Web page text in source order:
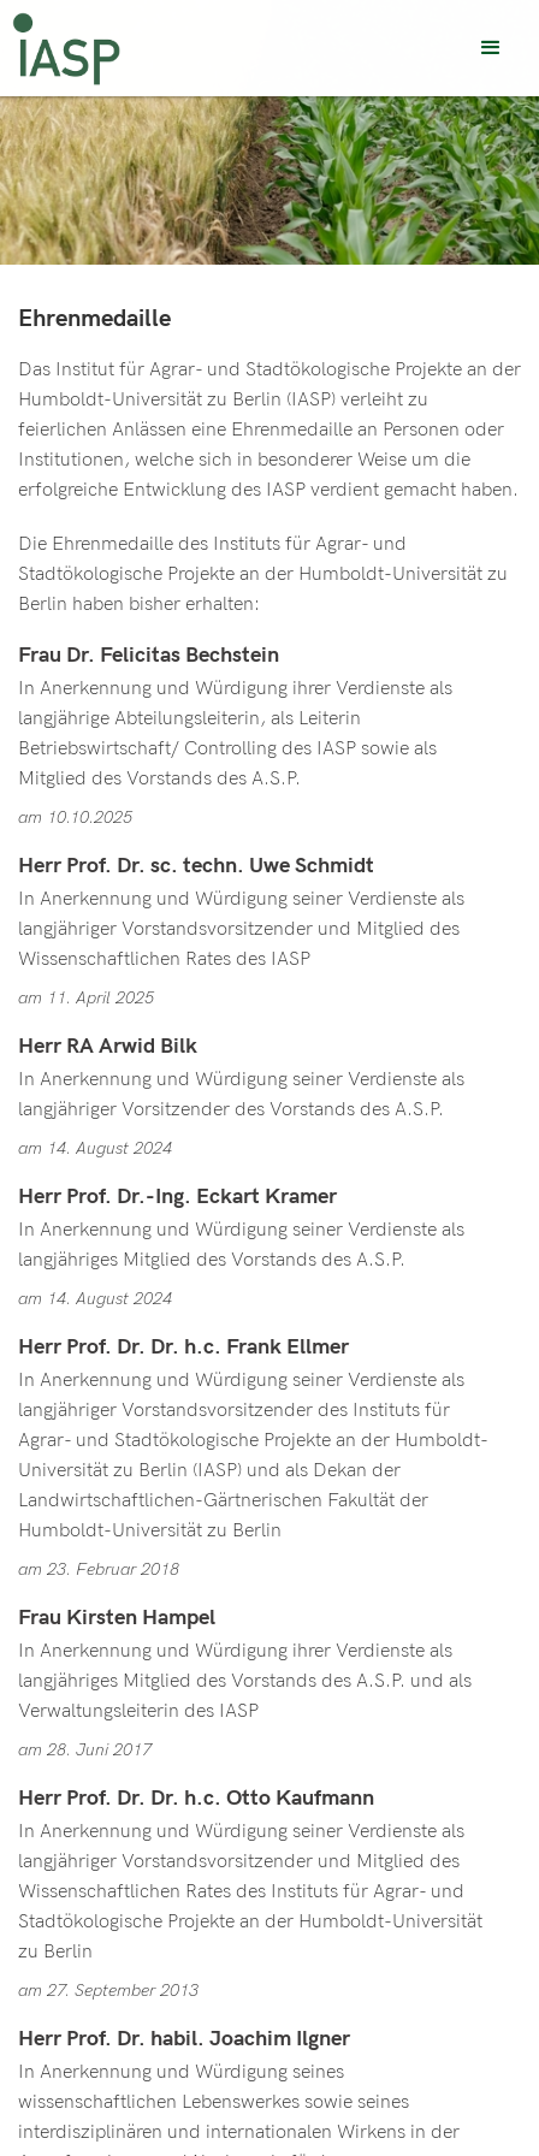
Ehrenmedaille
Das Institut für Agrar- und Stadtökologische Projekte an der
Humboldt-Universität zu Berlin (IASP) verleiht zu
feierlichen Anlässen eine Ehrenmedaille an Personen oder
Institutionen, welche sich in besonderer Weise um die
erfolgreiche Entwicklung des IASP verdient gemacht haben.
Die Ehrenmedaille des Instituts für Agrar- und
Stadtökologische Projekte an der Humboldt-Universität zu
Berlin haben bisher erhalten:
Frau Dr. Felicitas Bechstein
In Anerkennung und Würdigung ihrer Verdienste als
langjährige Abteilungsleiterin, als Leiterin
Betriebswirtschaft/ Controlling des IASP sowie als
Mitglied des Vorstands des A.S.P.
am 10.10.2025
Herr Prof. Dr. sc. techn. Uwe Schmidt
In Anerkennung und Würdigung seiner Verdienste als
langjähriger Vorstandsvorsitzender und Mitglied des
Wissenschaftlichen Rates des IASP
am 11. April 2025
Herr RA Arwid Bilk
In Anerkennung und Würdigung seiner Verdienste als
langjähriger Vorsitzender des Vorstands des A.S.P.
am 14. August 2024
Herr Prof. Dr.-Ing. Eckart Kramer
In Anerkennung und Würdigung seiner Verdienste als
langjähriges Mitglied des Vorstands des A.S.P.
am 14. August 2024
Herr Prof. Dr. Dr. h.c. Frank Ellmer
In Anerkennung und Würdigung seiner Verdienste als
langjähriger Vorstandsvorsitzender des Instituts für
Agrar- und Stadtökologische Projekte an der Humboldt-
Universität zu Berlin (IASP) und als Dekan der
Landwirtschaftlichen-Gärtnerischen Fakultät der
Humboldt-Universität zu Berlin
am 23. Februar 2018
Frau Kirsten Hampel
In Anerkennung und Würdigung ihrer Verdienste als
langjähriges Mitglied des Vorstands des A.S.P. und als
Verwaltungsleiterin des IASP
am 28. Juni 2017
Herr Prof. Dr. Dr. h.c. Otto Kaufmann
In Anerkennung und Würdigung seiner Verdienste als
langjähriger Vorstandsvorsitzender und Mitglied des
Wissenschaftlichen Rates des Instituts für Agrar- und
Stadtökologische Projekte an der Humboldt-Universität
zu Berlin
am 27. September 2013
Herr Prof. Dr. habil. Joachim Ilgner
In Anerkennung und Würdigung seines
wissenschaftlichen Lebenswerkes sowie seines
interdisziplinären und internationalen Wirkens in der